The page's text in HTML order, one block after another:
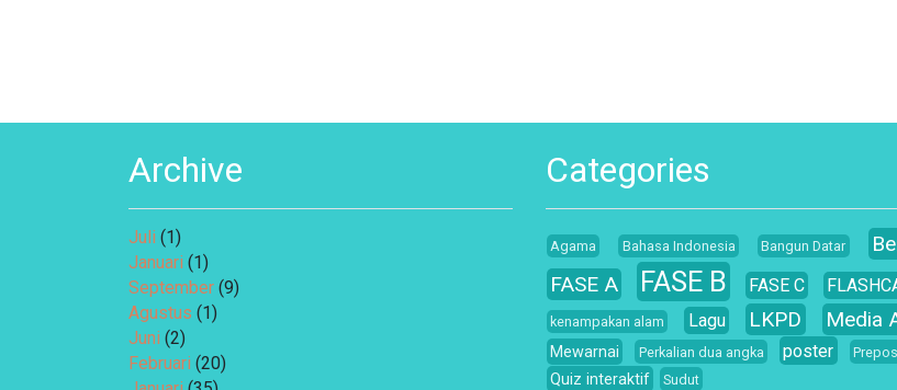
Archive
Juli (1)
Januari (1)
September (9)
Agustus (1)
Juni (2)
Februari (20)
Categories
Agama Bahasa Indonesia Bangun Datar
FASE A
FASE B FASE C
kenampakan alam Lagu LKPD Media
Mewarnai Perkalian dua angka poster
Quiz interaktif Sudut